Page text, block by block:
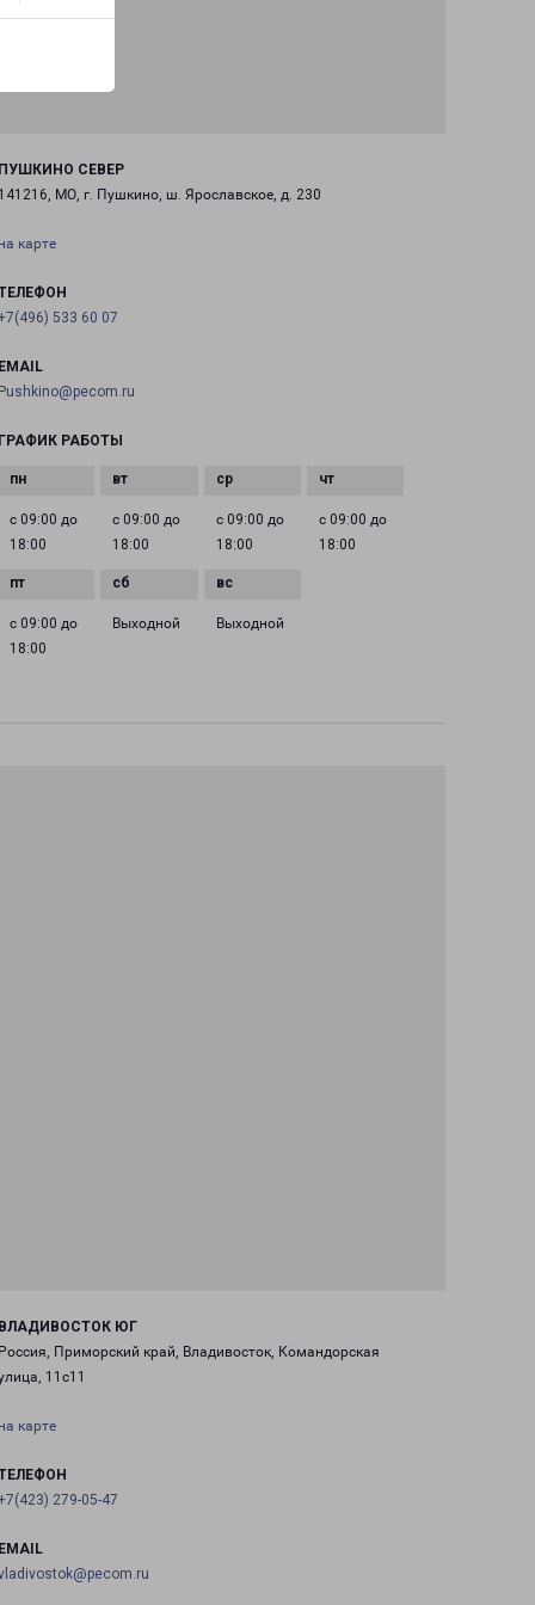
СЕВЕР
МО, г. Пушкино, ш. Ярославское, д. 230
карте
533 60 07
РАБОТЫ
с 09:00 до
18:00
с 09:00 до
18:00
с 09:00 до
18:00
с 09:00 до
18:00
с 09:00 до
18:00
Выходной Выходной
ЮГ
Приморский край, Владивосток, Командорская
11с11
карте
279-05-47